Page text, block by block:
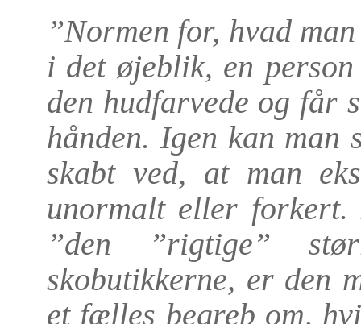
”Normen for, hvad
i det øjeblik, en
den hudfarvede og får
hånden. Igen kan man
skabt ved, at man
unormalt eller forkert.
”den ”rigtige”
skobutikkerne, er den
et fælles begreb om,